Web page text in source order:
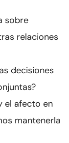
sobre
relaciones
decisiones
el afecto en
mantenerla